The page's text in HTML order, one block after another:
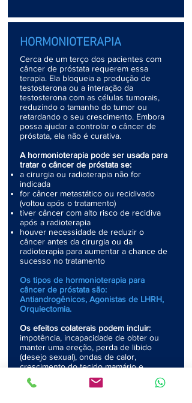
HORMONIOTERAPIA
Cerca de um terço dos pacientes com
câncer de próstata requerem essa
terapia. Ela bloqueia a produção de
testosterona ou a interação da
testosterona com as células tumorais,
reduzindo o tamanho do tumor ou
retardando o seu crescimento. Embora
possa ajudar a controlar o câncer de
próstata, ela não é curativa.
A hormonioterapia pode ser usada para
tratar o câncer de próstata se:
a cirurgia ou radioterapia não for
indicada
for câncer metastático ou recidivado
(voltou após o tratamento)
tiver câncer com alto risco de recidiva
após a radioterapia
houver necessidade de reduzir o
câncer antes da cirurgia ou da
radioterapia para aumentar a chance de
sucesso no tratamento
Os tipos de hormonioterapia para
câncer de próstata são:
Antiandrogênicos, Agonistas de LHRH,
Orquiectomia.
Os efeitos colaterais podem incluir:
impotência, incapacidade de obter ou
manter uma ereção, perda de libido
(desejo sexual), ondas de calor,
crescimento do tecido mamário e
sensibilidade das mamas, perda de
massa muscular, fraqueza, diminuição